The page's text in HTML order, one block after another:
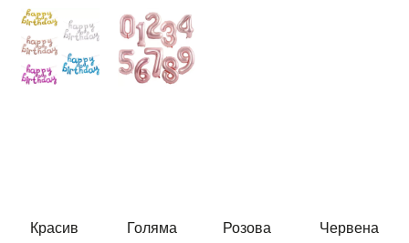
ръкописен
фолиева
фолиева
фолиева